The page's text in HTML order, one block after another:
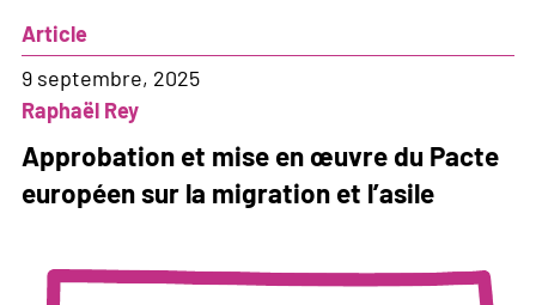
Open
End
deaths
Article
9 septembre, 2025
Raphaël Rey
Approbation et mise en œuvre du Pacte
européen sur la migration et l’asile